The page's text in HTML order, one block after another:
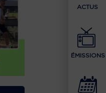
ACTUS
ÉMISSIONS